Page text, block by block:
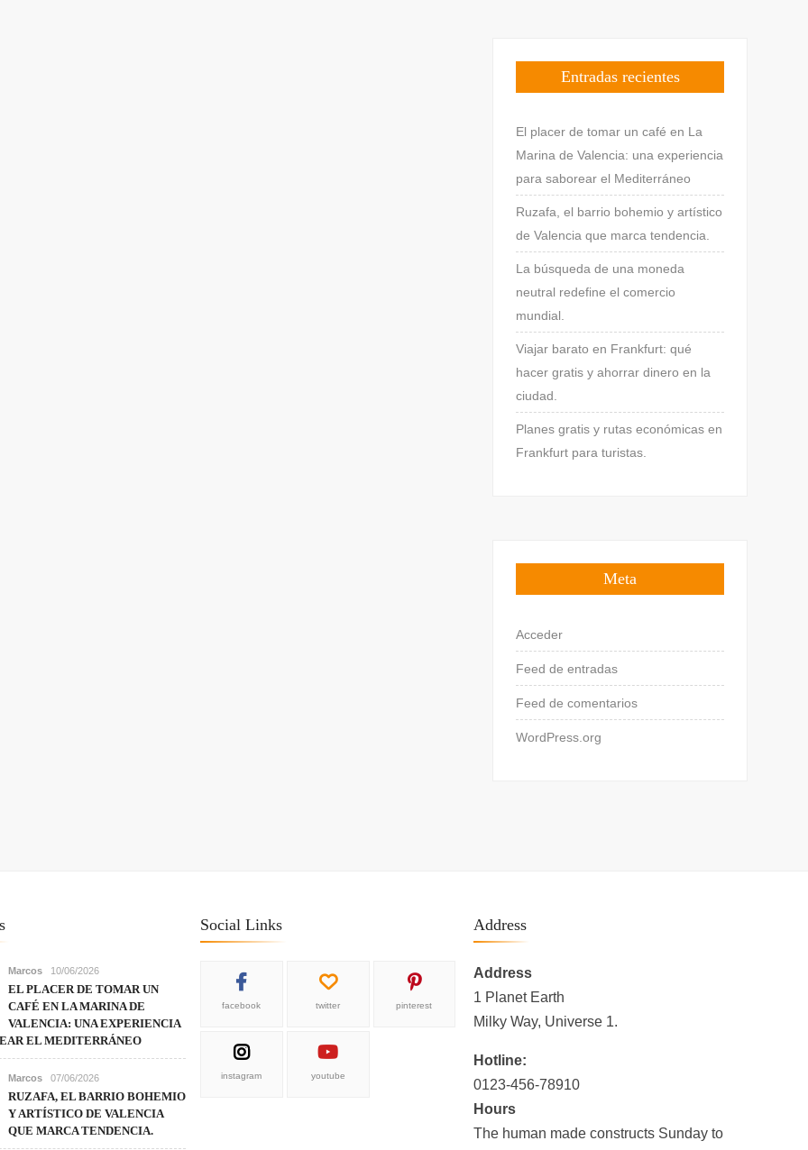
Entradas recientes
El placer de tomar un café en La
Marina de Valencia: una experiencia
para saborear el Mediterráneo
Ruzafa, el barrio bohemio y artístico
de Valencia que marca tendencia.
La búsqueda de una moneda
neutral redefine el comercio
mundial.
Viajar barato en Frankfurt: qué
hacer gratis y ahorrar dinero en la
ciudad.
Planes gratis y rutas económicas en
Frankfurt para turistas.
Meta
Acceder
Feed de entradas
Feed de comentarios
WordPress.org
Marcos 10/06/2026
EL PLACER DE TOMAR UN
CAFÉ EN LA MARINA DE
VALENCIA: UNA EXPERIENCIA
EL MEDITERRÁNEO
Marcos 07/06/2026
RUZAFA, EL BARRIO BOHEMIO
Y ARTÍSTICO DE VALENCIA
QUE MARCA TENDENCIA.
Social Links
facebook twitter pinterest
instagram youtube
Address
Address
1 Planet Earth
Milky Way, Universe 1.
Hotline:
0123-456-78910
Hours
The human made constructs Sunday to